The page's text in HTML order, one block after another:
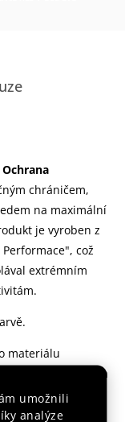
umožnili
analýze
chráničem,
na maximální
je vyroben z
což
extrémním
materiálu
speciálně vyvinut a
že
podmínky